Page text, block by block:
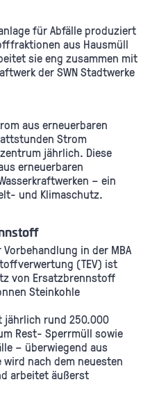
für Abfälle produziert
aus Hausmüll
sie eng zusammen mit
der SWN Stadtwerke
aus erneuerbaren
Strom
jährlich. Diese
erneuerbaren
– ein
und Klimaschutz.
in der MBA
(TEV) ist
von Ersatzbrennstoff
Steinkohle
jährlich rund 250.000
Rest- Sperrmüll sowie
– überwiegend aus
nach dem neuesten
arbeitet äußerst